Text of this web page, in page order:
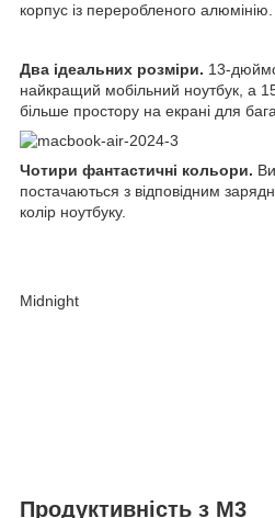
корпус із переробленого алюмінію.
Два ідеальних розміри. 13-
найкращий мобільний ноутбук, а
більше простору на екрані для
Чотири фантастичні кольори.
постачаються з відповідним
колір ноутбуку.
Midnight
Продуктивність з M3